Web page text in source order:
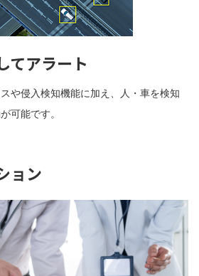
てアラート
や侵入検知機能に加え、人・車を検知
可能です。
ョン